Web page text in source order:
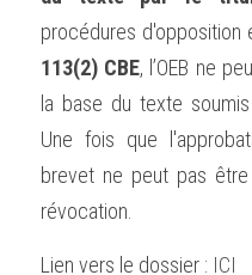
procédures d'opposition
113(2) CBE, l’OEB ne
la base du texte
Une fois que
brevet ne peut pas être
révocation.
Lien vers le dossier : ICI